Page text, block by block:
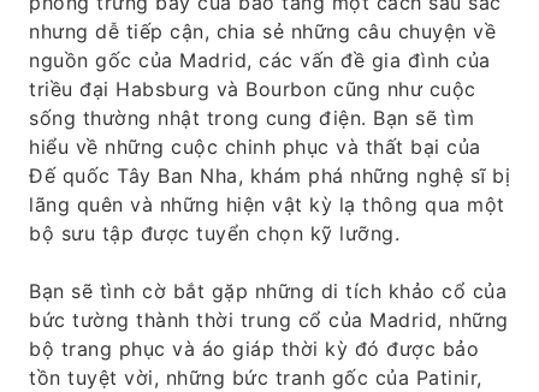
nhưng dễ tiếp cận, chia sẻ những câu chuyện về
nguồn gốc của Madrid, các vấn đề gia đình của
triều đại Habsburg và Bourbon cũng như cuộc
sống thường nhật trong cung điện. Bạn sẽ tìm
hiểu về những cuộc chinh phục và thất bại của
Đế quốc Tây Ban Nha, khám phá những nghệ sĩ bị
lãng quên và những hiện vật kỳ lạ thông qua một
bộ sưu tập được tuyển chọn kỹ lưỡng.
Bạn sẽ tình cờ bắt gặp những di tích khảo cổ của
bức tường thành thời trung cổ của Madrid, những
bộ trang phục và áo giáp thời kỳ đó được bảo
tồn tuyệt vời, những bức tranh gốc của Patinir,